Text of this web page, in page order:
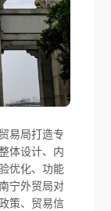
易局打造专
体设计、内
优化、功能
宁外贸局对
策、贸易信